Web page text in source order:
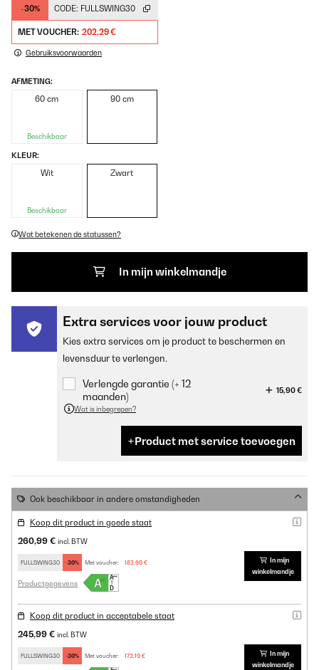
-30% CODE: FULLSWING30
MET VOUCHER: 202,29 €
Gebruiksvoorwaarden
AFMETING:
60 cm
Beschikbaar
90 cm
KLEUR:
Wit
Beschikbaar
Zwart
Wat betekenen de statussen?
In mijn winkelmandje
Extra services voor jouw product
Kies extra services om je product te beschermen en
levensduur te verlengen.
Verlengde garantie (+ 12
maanden)
15,90 €
Wat is inbegrepen?
Product met service toevoegen
Ook beschikbaar in andere omstandigheden
Koop dit product in goede staat
260,99 € incl. BTW
FULLSWING30 -30% Met voucher: 182,69 €
Productgegevens
In mijn
winkelmandje
Koop dit product in acceptabele staat
245,99 € incl. BTW
FULLSWING30 -30% Met voucher: 172,19 €
In mijn
winkelmandje